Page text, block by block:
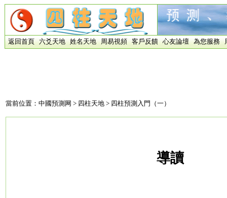
返回首頁 六爻天地 姓名天地 周易視頻 客戶反饋 心友論壇 為您服務
當前位置： 中國預測网 > 四柱天地 > 四柱預測入門（一）
導讀